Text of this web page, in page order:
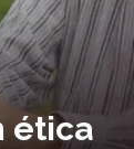
ética